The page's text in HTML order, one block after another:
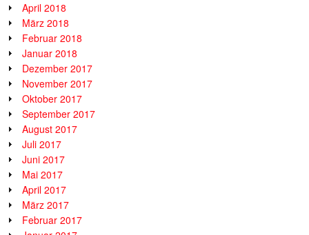
April 2018
März 2018
Februar 2018
Januar 2018
Dezember 2017
November 2017
Oktober 2017
September 2017
August 2017
Juli 2017
Juni 2017
Mai 2017
April 2017
März 2017
Februar 2017